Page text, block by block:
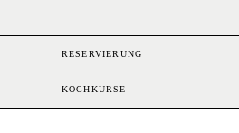
RESERVIERUNG
KOCHKURSE